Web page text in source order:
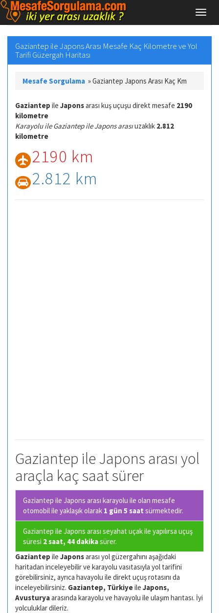
Gaziantep ile Japons Arası Mesafe Kaç Kilometre ve Yol
Tarifi Güzergah Haritası
Mesafe Sorgulama »Gaziantep Japons Arası Kaç Km
Gaziantep ile Japonsarası kuş uçuşu direkt mesafe 2190
kilometre
Karayolu ile Gaziantep ile Japons arasıuzaklık 2.812
kilometre
2190 km
2.812 km
Gaziantep ile Japons arası yol
araçla kaç saat sürer
Gaziantep ile Japons arası karayolu ile olan mesafe
otomobil ile yaklaşık olarak 1 gün 5 saat sürmektedir.
Gaziantep ile Japons arası seyahat uçak ile yapılırsa uçuş
süresi 2 saat, 44 dakikasürer.
Gaziantep ile Japonsarası yol güzergahını aşağıdaki
haritadan inceleyebilir ve karayolu vasıtasıyla yol tarifini
görebilirsiniz, ayrıca havayolu ile direkt uçuş rotasını da
inceleyebilirsiniz. Gaziantep, Türkiyeile Japons,
Avusturyaarasında karayolu ve havayolu ile ulaşım harıtası. İyi
yolculuklar dileriz.